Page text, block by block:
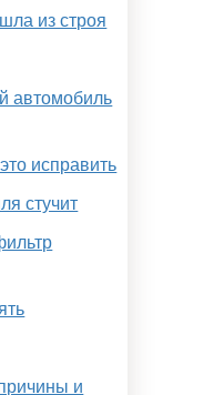
из строя
автомобиль
исправить
стучит
и